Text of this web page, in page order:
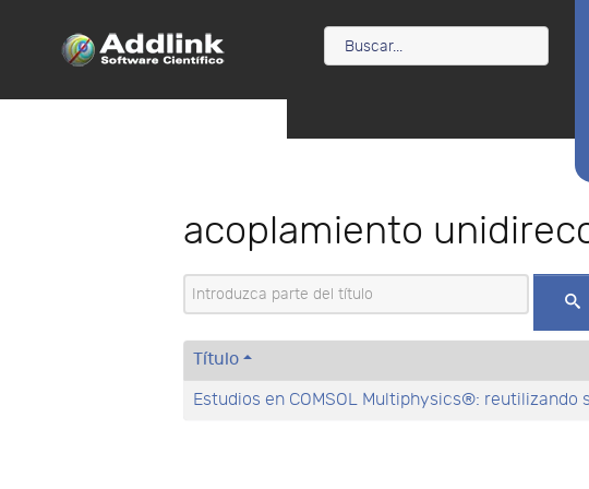
acoplamiento
Introduzca parte del título
Título
Estudios en COMSOL Multiphysics®: reutilizando